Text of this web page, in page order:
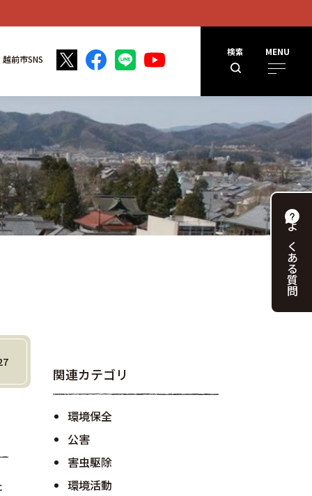
検索 MENU
越前市SNS
よくある
質問
関連カテゴリ
環境保全
公害
害虫駆除
環境活動